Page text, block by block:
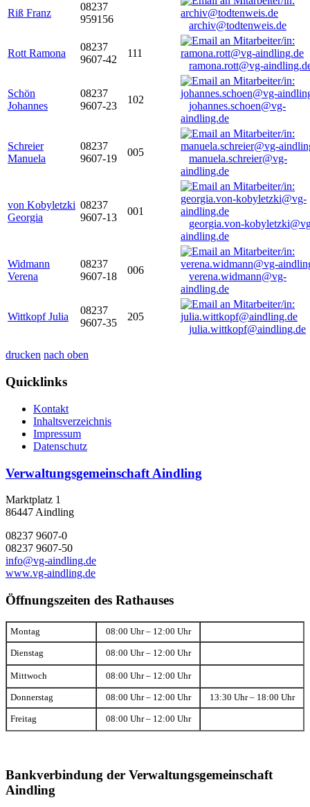
Riß Franz
08237
959156
archiv@todtenweis.de
Rott Ramona
08237
9607-42
111
ramona.rott@vg-
Schön
Johannes
08237
9607-23
102
johannes.schoen@vg-
aindling.de
Schreier
Manuela
08237
9607-19
005
manuela.schreier@vg-
aindling.de
von Kobyletzki
Georgia
08237
9607-13
001
georgia.von-
aindling.de
Widmann
Verena
08237
9607-18
006
verena.widmann@vg-
aindling.de
Wittkopf Julia
08237
9607-35
205
julia.wittkopf@aindling.de
drucken nach oben
Quicklinks
Kontakt
Inhaltsverzeichnis
Impressum
Datenschutz
Verwaltungsgemeinschaft Aindling
Marktplatz 1
86447 Aindling
08237 9607-0
08237 9607-50
info@vg-aindling.de
www.vg-aindling.de
Öffnungszeiten des Rathauses
Montag 08:00 Uhr – 12:00 Uhr
Dienstag 08:00 Uhr – 12:00 Uhr
Mittwoch 08:00 Uhr – 12:00 Uhr
Donnerstag 08:00 Uhr – 12:00 Uhr 13:30 Uhr – 18:00 Uhr
Freitag 08:00 Uhr – 12:00 Uhr
Bankverbindung der Verwaltungsgemeinschaft
Aindling